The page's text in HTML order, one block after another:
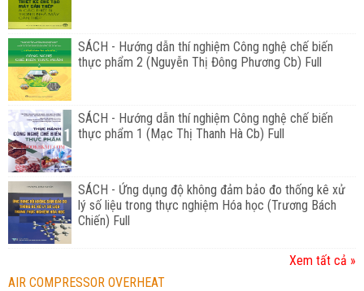
SÁCH - Hướng dẫn thí nghiệm Công nghệ chế biến
thực phẩm 2 (Nguyễn Thị Đông Phương Cb) Full
SÁCH - Hướng dẫn thí nghiệm Công nghệ chế biến
thực phẩm 1 (Mạc Thị Thanh Hà Cb) Full
SÁCH - Ứng dụng độ không đảm bảo đo thống kê xử
lý số liệu trong thực nghiệm Hóa học (Trương Bách
Chiến) Full
Xem tất cả »
AIR COMPRESSOR OVERHEAT